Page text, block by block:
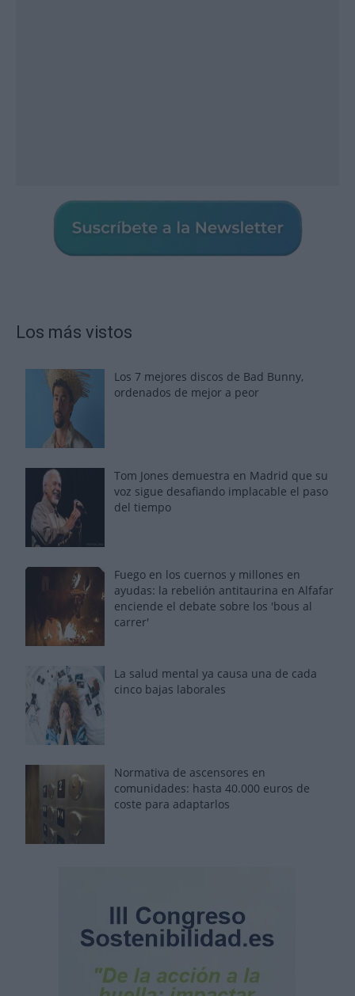
Los más vistos
Los 7 mejores discos de Bad Bunny,
ordenados de mejor a peor
Tom Jones demuestra en Madrid que su
voz sigue desafiando implacable el paso
del tiempo
Fuego en los cuernos y millones en
ayudas: la rebelión antitaurina en Alfafar
enciende el debate sobre los 'bous al
carrer'
La salud mental ya causa una de cada
cinco bajas laborales
Normativa de ascensores en
comunidades: hasta 40.000 euros de
coste para adaptarlos